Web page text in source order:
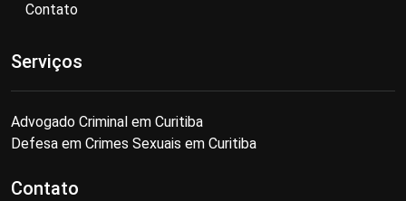
Contato
Serviços
Advogado Criminal em Curitiba
Defesa em Crimes Sexuais em Curitiba
Contato